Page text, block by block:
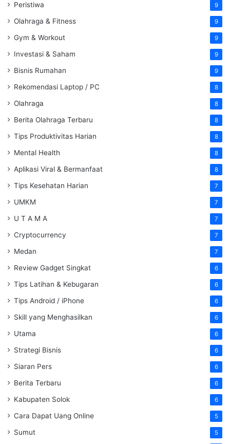
Peristiwa 9
Olahraga & Fitness 9
Gym & Workout 9
Investasi & Saham 9
Bisnis Rumahan 9
Rekomendasi Laptop / PC 8
Olahraga 8
Berita Olahraga Terbaru 8
Tips Produktivitas Harian 8
Mental Health 8
Aplikasi Viral & Bermanfaat 8
Tips Kesehatan Harian 7
UMKM 7
U T A M A 7
Cryptocurrency 7
Medan 7
Review Gadget Singkat 6
Tips Latihan & Kebugaran 6
Tips Android / iPhone 6
Skill yang Menghasilkan 6
Utama 6
Strategi Bisnis 6
Siaran Pers 6
Berita Terbaru 6
Kabupaten Solok 6
Cara Dapat Uang Online 5
Sumut 5